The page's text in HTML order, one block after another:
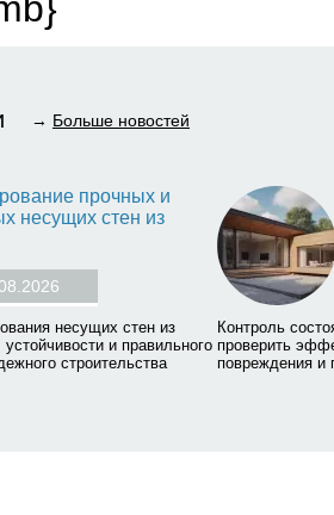
→ Больше новостей
прочных и
несущих стен из
несущих стен из
и правильного
строительства
Контроль
проверить
повреждения и